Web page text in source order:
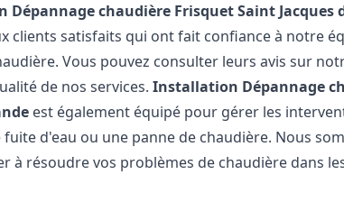
Dépannage chaudière FrisquetSaint Jacques
clients satisfaits qui ont fait confiance à notre
Vous pouvez consulter leurs avis sur
de nos services.Installation Dépannage
est également équipé pour gérer les
d'eau ou une panne de chaudière. Nous
à résoudre vos problèmes de chaudière dans